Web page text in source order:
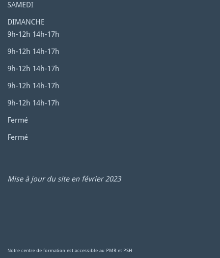
SAMEDI
DIMANCHE
9h-12h 14h-17h
9h-12h 14h-17h
9h-12h 14h-17h
9h-12h 14h-17h
9h-12h 14h-17h
Fermé
Fermé
Mise à jour du site en février 2023
Notre centre de formation est accessible au PMR et PSH